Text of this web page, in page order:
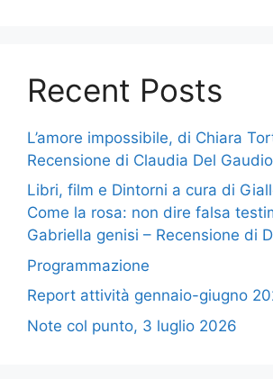
Recent Posts
L’amore impossibile, di Chiara
Recensione di Claudia Del Gaudio
Libri, film e Dintorni a cura di
Come la rosa: non dire falsa
Gabriella genisi – Recensione di
Programmazione
Report attività gennaio-giugno
Note col punto, 3 luglio 2026